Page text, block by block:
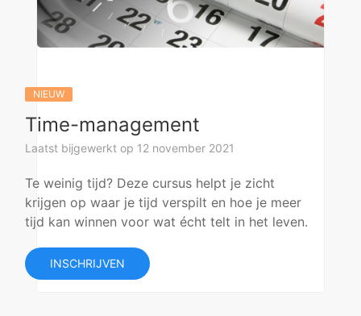
NIEUW
Time-management
Laatst bijgewerkt op 12 november 2021
Te weinig tijd? Deze cursus helpt je zicht
krijgen op waar je tijd verspilt en hoe je meer
tijd kan winnen voor wat écht telt in het leven.
INSCHRIJVEN